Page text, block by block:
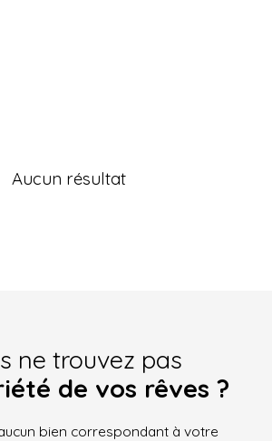
Aucun résultat
ne trouvez pas
de vos rêves ?
bien correspondant à votre